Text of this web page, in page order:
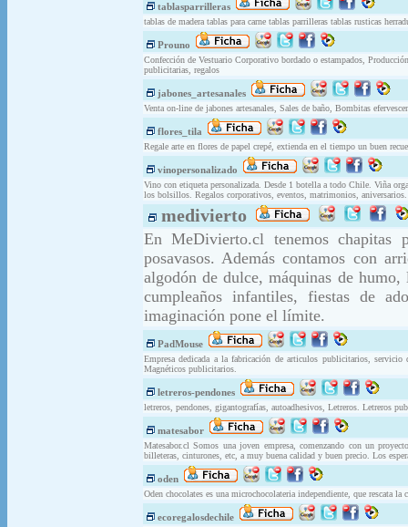
tablasparrilleras
tablas de madera tablas para carne tablas parrilleras tablas rusticas
Prouno
Confección de Vestuario Corporativo bordado o estampados,
publicitarias, regalos
jabones_artesanales
Venta on-line de jabones artesanales, Sales de baño, Bombitas
flores_tila
Regale arte en flores de papel crepé, extienda en el tiempo un buen
vinopersonalizado
Vino con etiqueta personalizada. Desde 1 botella a todo Chile. Viña
los bolsillos. Regalos corporativos, eventos, matrimonios, aniversarios.
medivierto
En MeDivierto.cl tenemos chapitas
posavasos. Además contamos con
algodón de dulce, máquinas de humo,
cumpleaños infantiles, fiestas de
imaginación pone el límite.
PadMouse
Empresa dedicada a la fabricación de articulos publicitarios,
Magnéticos publicitarios.
letreros-pendones
letreros, pendones, gigantografías, autoadhesivos, Letreros. Letreros
matesabor
Matesabor.cl Somos una joven empresa, comenzando con un
billeteras, cinturones, etc, a muy buena calidad y buen precio. Los
oden
Oden chocolates es una microchocolateria independiente, que rescata
ecoregalosdechile